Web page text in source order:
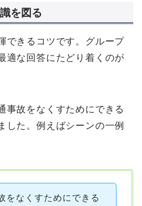
を図る
できるコツです。グループ
適な回答にたどり着くのが
事故をなくすためにできる
した。例えばシーンの一例
をなくすためにできる